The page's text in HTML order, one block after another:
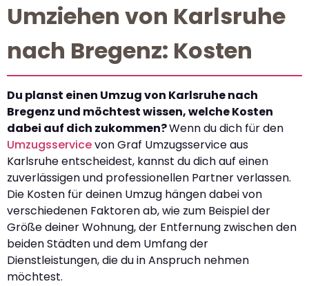
Umziehen von Karlsruhe
nach Bregenz: Kosten
Du planst einen Umzug von Karlsruhe nach
Bregenz und möchtest wissen, welche Kosten
dabei auf dich zukommen?Wenn du dich für den
Umzugsservicevon Graf Umzugsservice aus
Karlsruhe entscheidest, kannst du dich auf einen
zuverlässigen und professionellen Partner verlassen.
Die Kosten für deinen Umzug hängen dabei von
verschiedenen Faktoren ab, wie zum Beispiel der
Größe deiner Wohnung, der Entfernung zwischen den
beiden Städten und dem Umfang der
Dienstleistungen, die du in Anspruch nehmen
möchtest.